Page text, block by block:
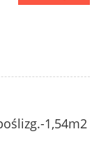
1,54m2